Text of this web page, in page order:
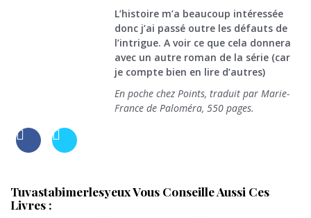
L’histoire m’a beaucoup intéressée
donc j’ai passé outre les défauts de
l’intrigue. A voir ce que cela donnera
avec un autre roman de la série (car
je compte bien en lire d’autres)
En poche chez Points, traduit par Marie-
France de Paloméra, 550 pages.
Tuvastabimerlesyeux Vous Conseille Aussi Ces
Livres :